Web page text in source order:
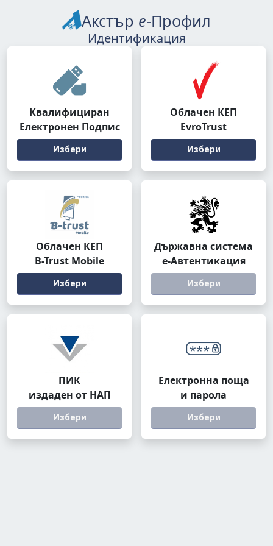
Акстър е-Профил
Идентификация
Квалифициран
Електронен Подпис
Избери
Облачен КЕП
EvroTrust
Избери
Облачен КЕП
B-Trust Mobile
Избери
Държавна система
е-Автентикация
Избери
ПИК
издаден от НАП
Избери
Електронна поща
и парола
Избери